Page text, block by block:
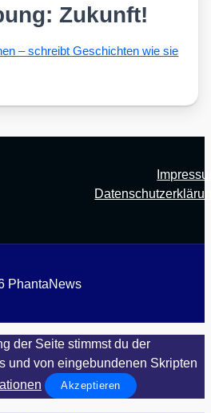
Zukunft!
– schreibt Geschich­ten wie sie
PhantaNews
der Seite stimmst du der
und von eingebundenen Skripten
Akzeptieren